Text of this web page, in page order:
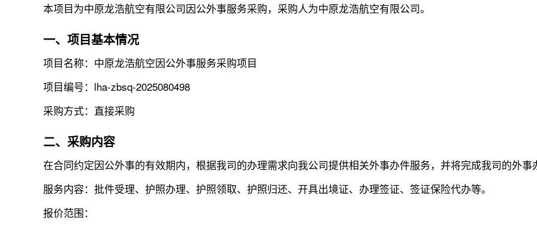
本项目为中原龙浩航空有限公司因公外事服务采购，采购人为中原龙浩航空有限公司。
一、项目基本情况
项目名称：中原龙浩航空因公外事服务采购项目
项目编号：lha-zbsq-2025080498
采购方式：直接采购
二、采购内容
在合同约定因公外事的有效期内，根据我司的办理需求向我公司提供相关外事办件服务，并将完成我司的外事
服务内容：批件受理、护照办理、护照领取、护照归还、开具出境证、办理签证、签证保险代办等。
报价范围：